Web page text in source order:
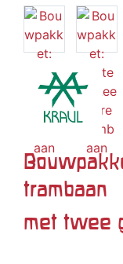
trambaan
met twee